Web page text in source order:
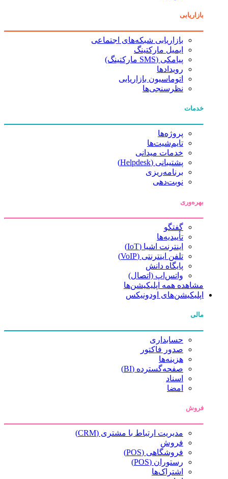
بازاریابی
بازاریابی شبکه‌های اجتماعی
ایمیل مارکتینگ
پیامکی (SMS مارکتینگ)
رویدادها
اتوماسیون بازاریابی
نظرسنجی‌ها
خدمات
پروژه‌ها
تایم‌شیت‌ها
خدمات میدانی
پشتیبانی (Helpdesk)
برنامه‌ریزی
نوبت‌دهی
بهره‌وری
گفتگو
تأییدیه‌ها
اینترنت اشیا (IoT)
تلفن اینترنتی (VoIP)
پایگاه دانش
واتس‌اپ (اتصال)
مشاهده همه اپلیکیشن‌ها
اپلیکیشن‌های اودونیکس
مالی
حسابداری
صدور فاکتور
هزینه‌ها
صفحه‌گسترده (BI)
اسناد
امضا
فروش
مدیریت ارتباط با مشتری (CRM)
فروش
فروشگاهی (POS)
رستوران (POS)
اشتراک‌ها